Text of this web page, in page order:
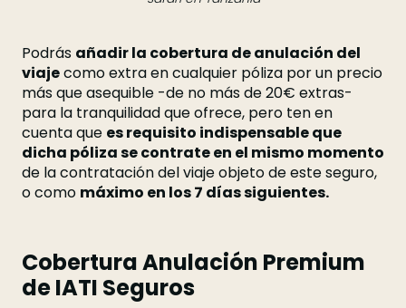
Podrás añadir la cobertura de anulación del
viajecomo extra en cualquier póliza por un precio
más que asequible -de no más de 20€ extras-
para la tranquilidad que ofrece, pero ten en
cuenta que es requisito indispensable que
dicha póliza se contrate en el mismo momento
de la contratación del viaje objeto de este seguro,
o como máximo en los 7 días siguientes.
Cobertura Anulación Premium
de IATI Seguros